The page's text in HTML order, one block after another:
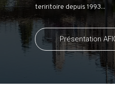
teriritoire depuis 1993...
Présentation